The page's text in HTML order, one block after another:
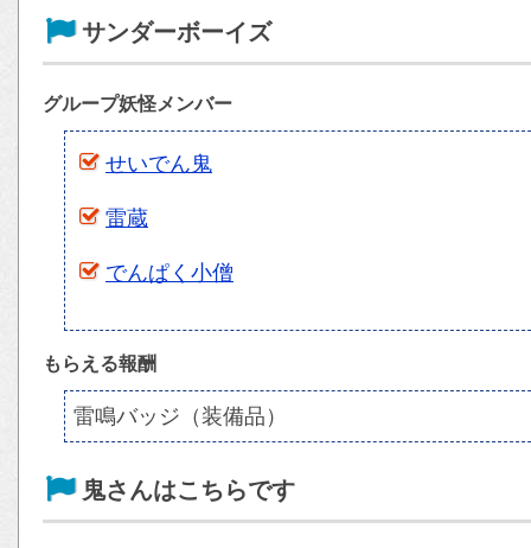
サンダーボーイズ
グループ妖怪メンバー
せいでん鬼
雷蔵
でんぱく小僧
もらえる報酬
雷鳴バッジ（装備品）
鬼さんはこちらです